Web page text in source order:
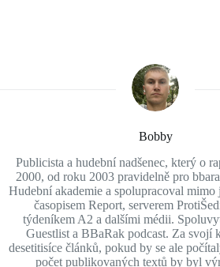
Bobby
Publicista a hudební nadšenec, který o
2000, od roku 2003 pravidelně pro
Hudební akademie a spolupracoval
časopisem Report, serverem
týdeníkem A2 a dalšími médii.
Guestlist a BBaRak podcast. Za svojí
desetitisíce článků, pokud by se ale
počet publikovaných textů by byl